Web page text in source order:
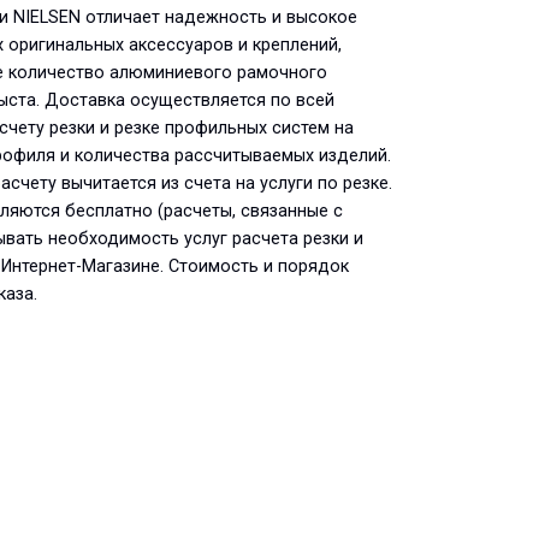
отличает надежность и высокое
аксессуаров и креплений,
алюминиевого рамочного
Доставка осуществляется по всей
резки и резке профильных систем на
и количества рассчитываемых изделий.
вычитается из счета на услуги по резке.
бесплатно (расчеты, связанные с
необходимость услуг расчета резки и
Магазине. Стоимость и порядок